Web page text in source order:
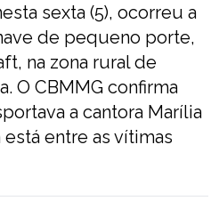
sexta (5), ocorreu a
de pequeno porte,
na zona rural de
O CBMMG confirma
a cantora Marília
entre as vítimas